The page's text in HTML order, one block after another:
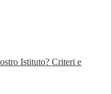
Istituto? Criteri e